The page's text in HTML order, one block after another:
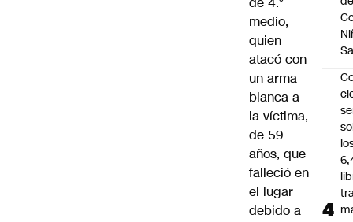
medio,
quien
atacó con
un arma
blanca a
la víctima,
de 59
años, que
falleció en
el lugar
debido a